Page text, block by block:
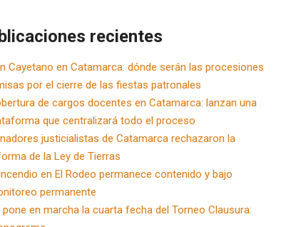
recientes
Cayetano en Catamarca: dónde serán las procesiones
por el cierre de las fiestas patronales
de cargos docentes en Catamarca: lanzan una
que centralizará todo el proceso
justicialistas de Catamarca rechazaron la
de la Ley de Tierras
en El Rodeo permanece contenido y bajo
permanente
pone en marcha la cuarta fecha del Torneo Clausura: